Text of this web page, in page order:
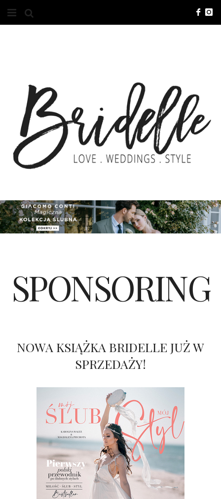
O NAS
KONTAKT
REKLAMA
ADVERTISING
ZGŁOSZENIA
SPONSORING
KONKURSY
POLECANE FIRMY
ŚLUBNE STYLE
SPONSORING
NOWA KSIĄŻKA BRIDELLE JUŻ W
SPRZEDAŻY!